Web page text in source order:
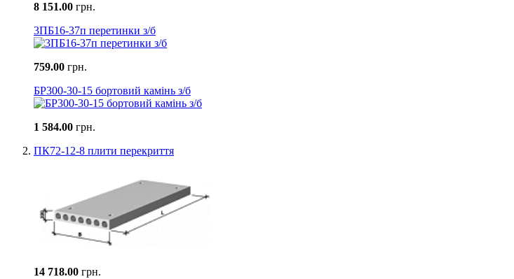
8 151.00 грн.
3ПБ16-37п перетинки з/б
759.00 грн.
БР300-30-15 бортовий камінь з/б
1 584.00 грн.
ПК72-12-8 плити перекриття
14 718.00 грн.